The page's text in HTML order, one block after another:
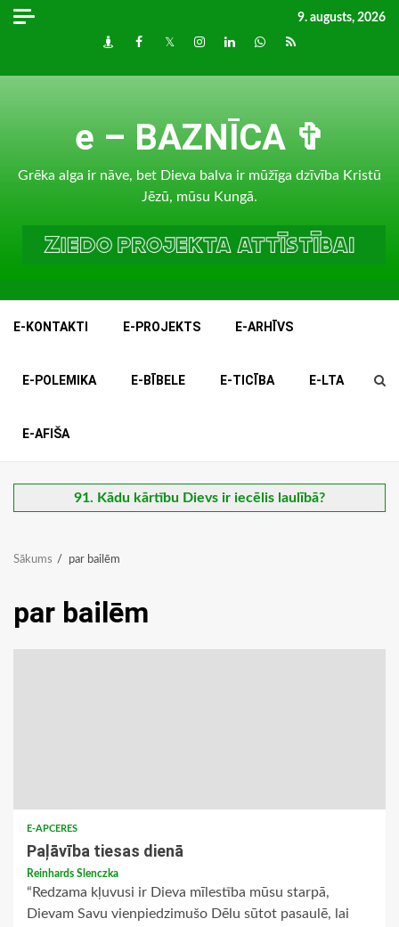
Skip
9. augusts, 2026
DraugiemFacebook
TwitterInstagram
LinkedInwhatsapp
RSS
e – BAZNĪCA ✞
Grēka alga ir nāve, bet Dieva balva ir mūžīga dzīvība Kristū
Jēzū, mūsu Kungā.
E-KONTAKTI E-PROJEKTS E-ARHĪVS
E-POLEMIKA E-BĪBELE E-TICĪBA E-LTA
E-AFIŠA
91. Kādu kārtību Dievs ir iecēlis laulībā?
Sākums par bailēm
par bailēm
E-APCERES
Paļāvība tiesas dienā
Reinhards Slenczka
“Redzama kļuvusi ir Dieva mīlestība mūsu starpā,
Dievam Savu vienpiedzimušo Dēlu sūtot pasaulē, lai